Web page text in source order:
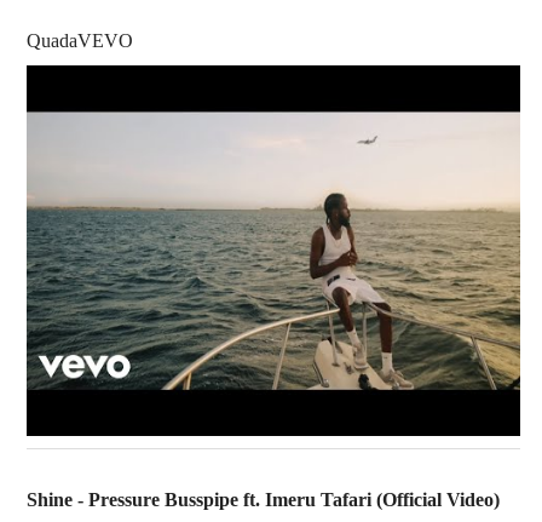
QuadaVEVO
Shine - Pressure Busspipe ft. Imeru Tafari (Official Video)